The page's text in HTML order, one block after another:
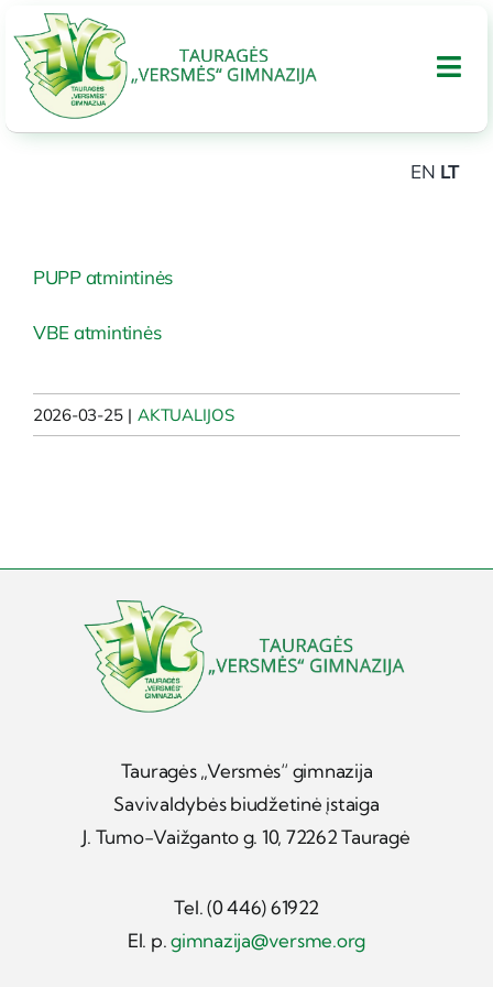
to
content
Tarptautinis bakalaureatas
Administracinė informacija
EN LT
PUPP atmintinės
VBE atmintinės
2026-03-25 | AKTUALIJOS
Tauragės „Versmės“ gimnazija
Savivaldybės biudžetinė įstaiga
J. Tumo-Vaižganto g. 10, 72262 Tauragė
Tel. (0 446) 61922
El. p.gimnazija@versme.org